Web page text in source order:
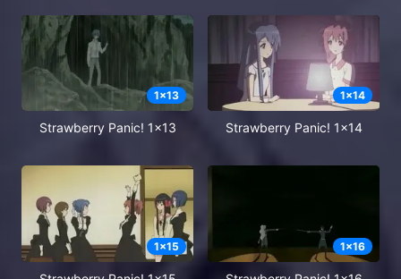
1x13
Strawberry Panic! 1x13
1x14
Strawberry Panic! 1x14
1x15 1x16